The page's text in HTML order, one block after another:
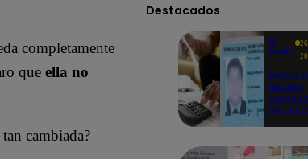
completamente
que ella no
cambiada?
Destacados
Te
ayudo
Revisa
deudas
con tu